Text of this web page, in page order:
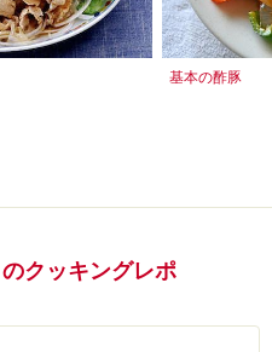
基本の酢豚
クッキングレポ